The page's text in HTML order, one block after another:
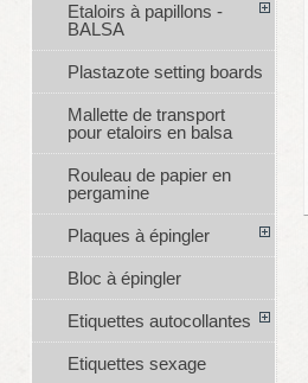
Etaloirs à papillons -
BALSA
Plastazote setting boards
Mallette de transport
pour etaloirs en balsa
Rouleau de papier en
pergamine
Plaques à épingler
Bloc à épingler
Etiquettes autocollantes
Etiquettes sexage